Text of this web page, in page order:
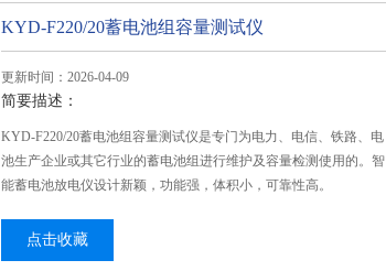
KYD-F220/20蓄电池组容量测试仪
更新时间：2026-04-09
简要描述：
KYD-F220/20蓄电池组容量测试仪是专门为电力、电信、铁路、电
池生产企业或其它行业的蓄电池组进行维护及容量检测使用的。智
能蓄电池放电仪设计新颖，功能强，体积小，可靠性高。
点击收藏